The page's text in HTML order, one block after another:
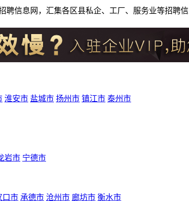
聘信息网，汇集各区县私企、工厂、服务业等招
淮安市 盐城市 扬州市 镇江市 泰州市
岩市 宁德市
口市 承德市 沧州市 廊坊市 衡水市